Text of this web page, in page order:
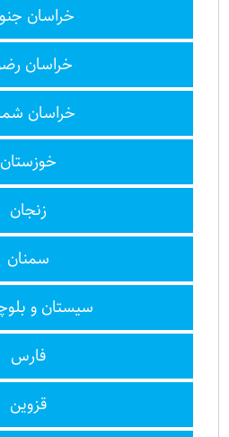
خراسان
خراسان
خراسان
خوزستان
زنجان
سمنان
سیستان و
فارس
قزوین